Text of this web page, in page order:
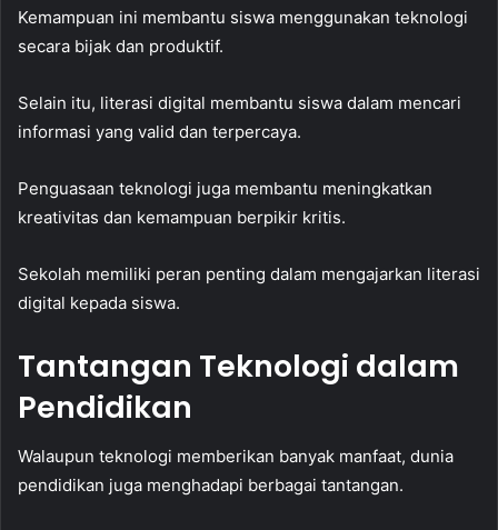
Kemampuan ini membantu siswa menggunakan teknologi
secara bijak dan produktif.
Selain itu, literasi digital membantu siswa dalam mencari
informasi yang valid dan terpercaya.
Penguasaan teknologi juga membantu meningkatkan
kreativitas dan kemampuan berpikir kritis.
Sekolah memiliki peran penting dalam mengajarkan literasi
digital kepada siswa.
Tantangan Teknologi dalam
Pendidikan
Walaupun teknologi memberikan banyak manfaat, dunia
pendidikan juga menghadapi berbagai tantangan.